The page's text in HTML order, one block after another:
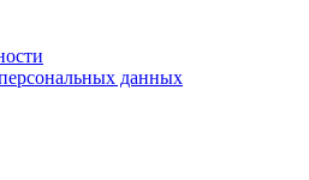
данных